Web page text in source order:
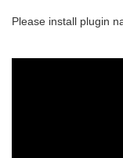
Please install plugin